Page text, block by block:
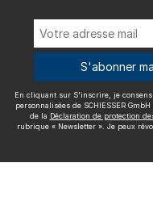
Plus
S'abonner
En cliquant sur S'inscrire, je
personnalisées de SCHIESSER
de la Déclaration de protection
rubrique « Newsletter ». Je peux